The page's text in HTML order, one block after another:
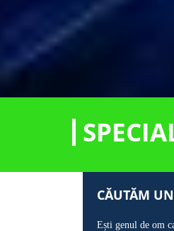
CĂUTĂM
Ești genul de om